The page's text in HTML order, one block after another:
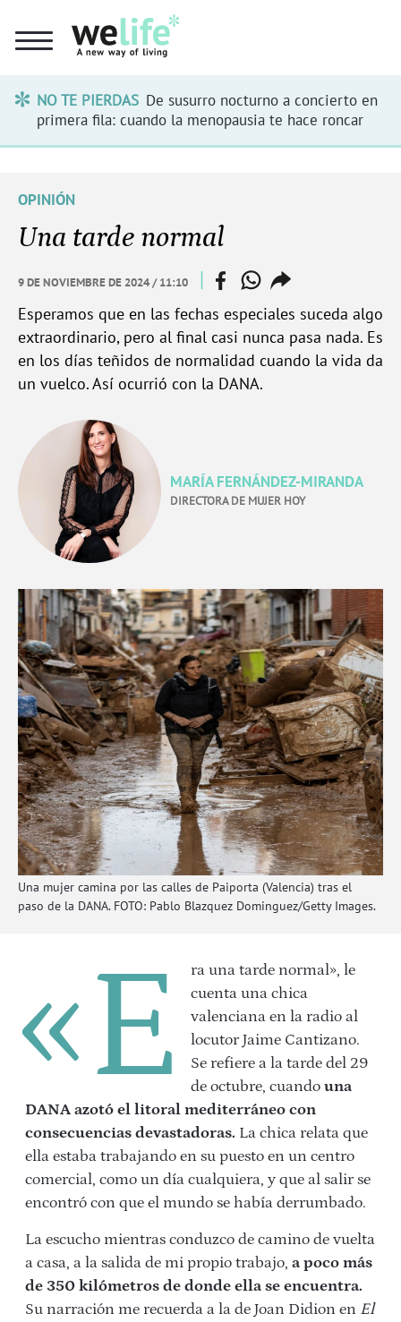
NO TE PIERDAS De susurro nocturno a concierto en
primera fila: cuando la menopausia te hace roncar
OPINIÓN
Una tarde normal
9 DE NOVIEMBRE DE 2024 / 11:10 | facebookwhatsappcompartir
enlace
Esperamos que en las fechas especiales suceda algo
extraordinario, pero al final casi nunca pasa nada. Es
en los días teñidos de normalidad cuando la vida da
un vuelco. Así ocurrió con la DANA.
MARÍA FERNÁNDEZ-MIRANDA
DIRECTORA DE MUJER HOY
Una mujer camina por las calles de Paiporta (Valencia) tras el
paso de la DANA. FOTO: Pablo Blazquez Dominguez/Getty Images.
«E
ra una tarde normal», le
cuenta una chica
valenciana en la radio al
locutor Jaime Cantizano.
Se refiere a la tarde del 29
de octubre, cuando una
DANA azotó el litoral mediterráneo con
consecuencias devastadoras. La chica relata que
ella estaba trabajando en su puesto en un centro
comercial, como un día cualquiera, y que al salir se
encontró con que el mundo se había derrumbado.
La escucho mientras conduzco de camino de vuelta
a casa, a la salida de mi propio trabajo, a poco más
de 350 kilómetros de donde ella se encuentra.
Su narración me recuerda a la de Joan Didion en El